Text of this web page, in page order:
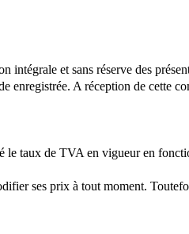
intégrale et sans réserve des
enregistrée. A réception de cette
le taux de TVA en vigueur en
ses prix à tout moment.